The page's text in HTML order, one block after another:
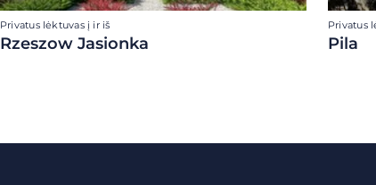
Privatus lėktuvas į ir iš
Rzeszow Jasionka
Privatus
Pila